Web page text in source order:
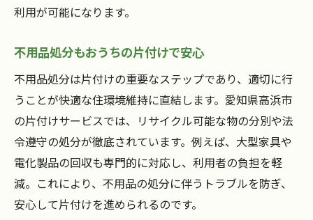
おうちの片付けで毎日の満足度が向上
おうちの片付けで急な引越しも安心対応
転勤時に役立つ片付けサービスの選び方
不用品の処分もおうちの片付けで効率化
引越し時の片付けをスムーズに進める方法
プロのサポートで引越し準備がラクに
おうちの片付けで新生活を気持ちよく開始
専門業者によるおうちの片付けで得られる効果
利用が可能になります。
不用品処分もおうちの片付けで安心
不用品処分は片付けの重要なステップであり、適切に行
うことが快適な住環境維持に直結します。愛知県高浜市
の片付けサービスでは、リサイクル可能な物の分別や法
令遵守の処分が徹底されています。例えば、大型家具や
電化製品の回収も専門的に対応し、利用者の負担を軽
減。これにより、不用品の処分に伴うトラブルを防ぎ、
安心して片付けを進められるのです。